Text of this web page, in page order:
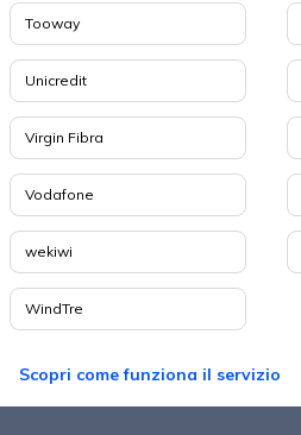
Tooway
Unicredit
Virgin Fibra
Vodafone
wekiwi
WindTre
Scopri come funziona il servizio